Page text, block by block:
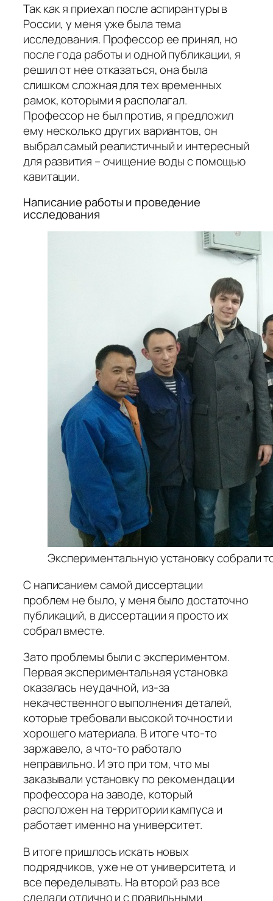
Так как я приехал после аспирантуры в
России, у меня уже была тема
исследования. Профессор ее принял, но
после года работы и одной публикации, я
решил от нее отказаться, она была
слишком сложная для тех временных
рамок, которыми я располагал.
Профессор не был против, я предложил
ему несколько других вариантов, он
выбрал самый реалистичный и интересный
для развития – очищение воды с помощью
кавитации.
Написание работы и проведение
исследования
Экспериментальную установку собрали
С написанием самой диссертации
проблем не было, у меня было достаточно
публикаций, в диссертации я просто их
собрал вместе.
Зато проблемы были с экспериментом.
Первая экспериментальная установка
оказалась неудачной, из-за
некачественного выполнения деталей,
которые требовали высокой точности и
хорошего материала. В итоге что-то
заржавело, а что-то работало
неправильно. И это при том, что мы
заказывали установку по рекомендации
профессора на заводе, который
расположен на территории кампуса и
работает именно на университет.
В итоге пришлось искать новых
подрядчиков, уже не от университета, и
все переделывать. На второй раз все
сделали отлично и с правильными